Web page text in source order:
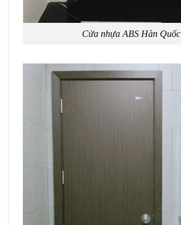
Cửa nhựa ABS Hàn Quốc